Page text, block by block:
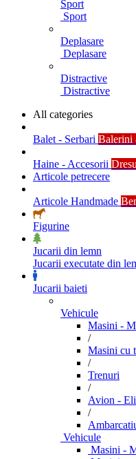
Sport
Sport
Deplasare
Deplasare
Distractive
Distractive
All categories
Balet - Serbari Balerini
Haine - Accesorii
Articole petrecere
Articole Handmade
Figurine
Jucarii din lemn
Jucarii executate din
Jucarii baieti
Vehicule
Masini -
/
Masini cu
/
Trenuri
/
Avion -
/
Vehicule
Masini -